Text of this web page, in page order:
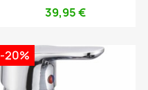
39,95 €
-20%